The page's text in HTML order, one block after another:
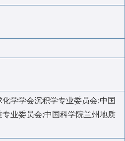
学学会沉积学专业委员会;中国
业委员会;中国科学院兰州地质